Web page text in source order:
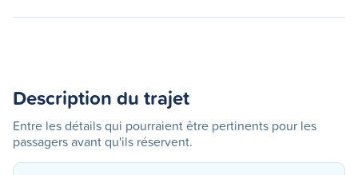
Description du trajet
Entre les détails qui pourraient être pertinents pour les
passagers avant qu'ils réservent.